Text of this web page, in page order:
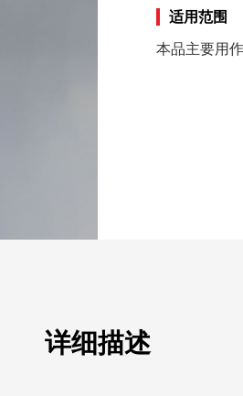
适用范围
本品主要用
详细描述